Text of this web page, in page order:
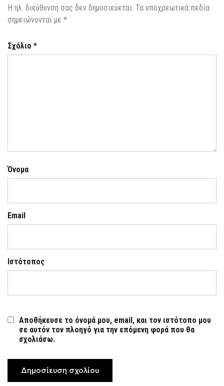
Η ηλ. διεύθυνση σας δεν δημοσιεύεται. Τα υποχρεωτικά πεδία
σημειώνονται με *
Σχόλιο *
Όνομα
Email
Ιστότοπος
Αποθήκευσε το όνομά μου, email, και τον ιστότοπο μου
σε αυτόν τον πλοηγό για την επόμενη φορά που θα
σχολιάσω.